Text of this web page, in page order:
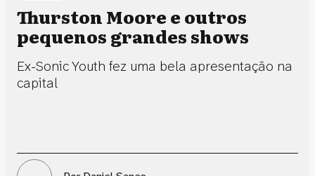
Thurston Moore e outros
pequenos grandes shows
Ex-Sonic Youth fez uma bela apresentação na
capital